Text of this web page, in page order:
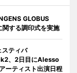
GLOBUS
する調印式を実施
スティバ
日目にAlesso
ティスト出演日程